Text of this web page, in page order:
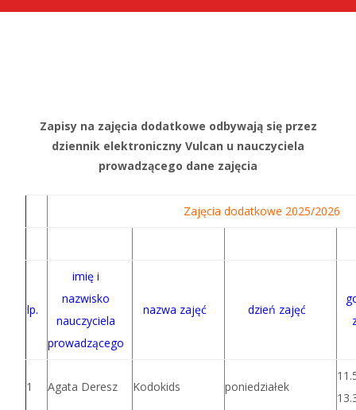
Zapisy na zajęcia dodatkowe odbywają się przez
dziennik elektroniczny Vulcan u nauczyciela
prowadzącego dane zajęcia
Zajęcia dodatkowe 2025/2026
lp.
imię i
nazwisko
nauczyciela
prowadzącego
nazwa zajęć dzień zajęć
1 Agata Deresz Kodokids poniedziałek